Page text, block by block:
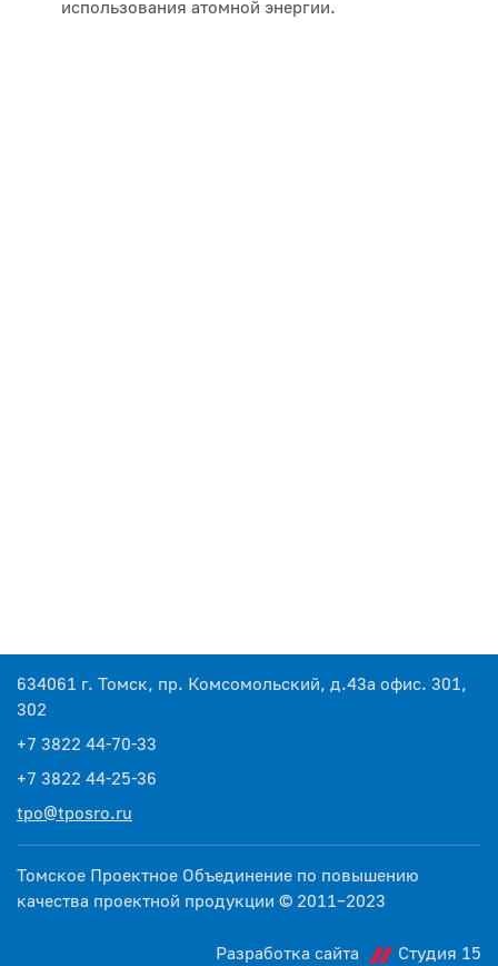
использования атомной энергии.
634061 г. Томск, пр. Комсомольский, д.43а офис. 301,
302
+7 3822 44-70-33
+7 3822 44-25-36
tpo@tposro.ru
Томское Проектное Объединение по повышению
качества проектной продукции © 2011–2023
Разработка сайта Студия 15